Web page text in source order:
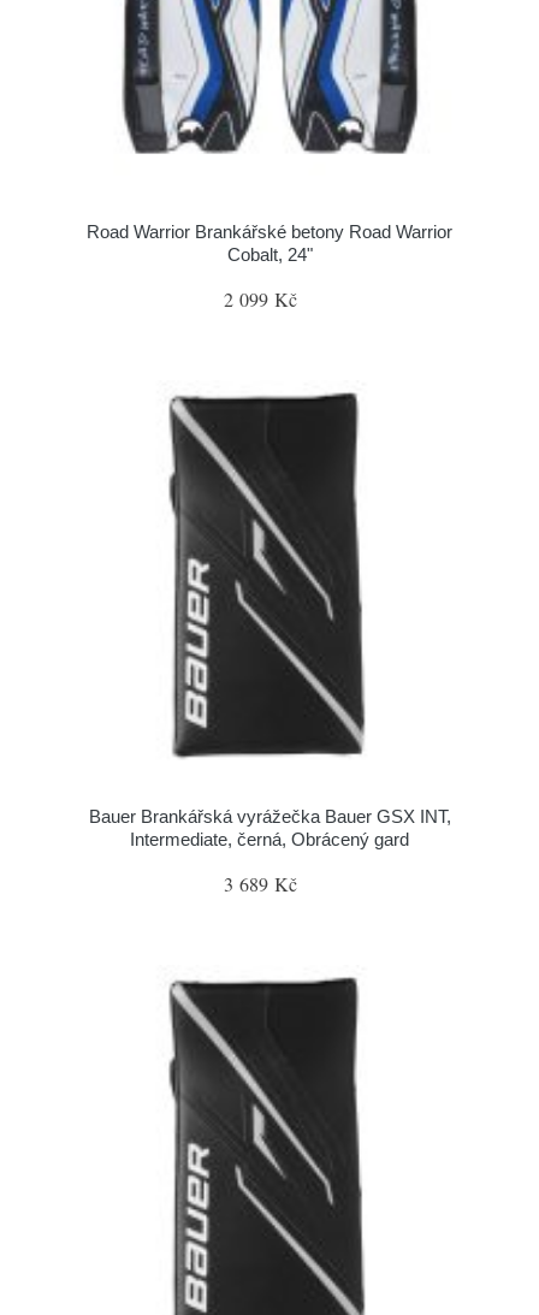
Road Warrior Brankářské betony Road Warrior
Cobalt, 24"
2 099 Kč
Bauer Brankářská vyrážečka Bauer GSX INT,
Intermediate, černá, Obrácený gard
3 689 Kč